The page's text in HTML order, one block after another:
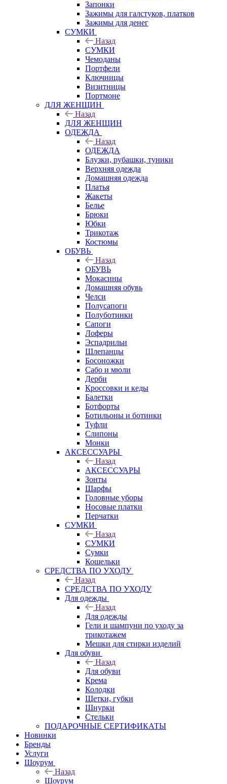
Запонки
Зажимы для галстуков, платков
Зажимы для денег
СУМКИ
Назад
СУМКИ
Чемоданы
Портфели
Ключницы
Визитницы
Портмоне
ДЛЯ ЖЕНЩИН
Назад
ДЛЯ ЖЕНЩИН
ОДЕЖДА
Назад
ОДЕЖДА
Блузки, рубашки, туники
Верхняя одежда
Домашняя одежда
Платья
Жакеты
Белье
Брюки
Юбки
Трикотаж
Костюмы
ОБУВЬ
Назад
ОБУВЬ
Мокасины
Домашняя обувь
Челси
Полусапоги
Полуботинки
Сапоги
Лоферы
Эспадрильи
Шлепанцы
Босоножки
Сабо и мюли
Дерби
Кроссовки и кеды
Балетки
Ботфорты
Ботильоны и ботинки
Туфли
Слипоны
Монки
АКСЕССУАРЫ
Назад
АКСЕССУАРЫ
Зонты
Шарфы
Головные уборы
Носовые платки
Перчатки
СУМКИ
Назад
СУМКИ
Сумки
Кошельки
CРЕДСТВА ПО УХОДУ
Назад
CРЕДСТВА ПО УХОДУ
Для одежды
Назад
Для одежды
Гели и шампуни по уходу за
трикотажем
Мешки для стирки изделий
Для обуви
Назад
Для обуви
Крема
Колодки
Щетки, губки
Шнурки
Стельки
ПОДАРОЧНЫЕ СЕРТИФИКАТЫ
Новинки
Бренды
Услуги
Шоурум
Назад
Шоурум